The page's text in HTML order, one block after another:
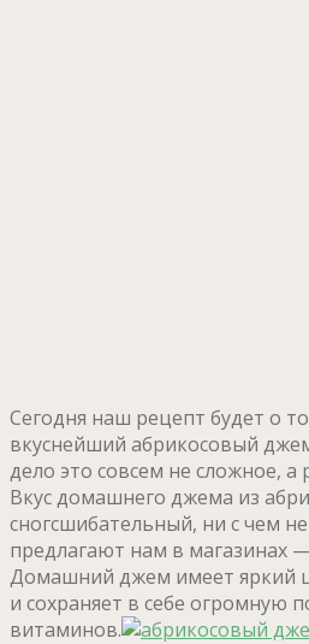
Сегодня наш рецепт будет о
вкуснейший абрикосовый
дело это совсем не сложное, а
Вкус домашнего джема из
сногсшибательный, ни с чем
предлагают нам в магазинах
Домашний джем имеет яркий
и сохраняет в себе огромную
витаминов.